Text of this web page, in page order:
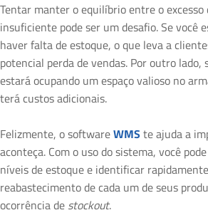
Tentar manter o equilíbrio entre o excesso
insuficiente pode ser um desafio. Se você
haver falta de estoque, o que leva a
potencial perda de vendas. Por outro lado,
estará ocupando um espaço valioso no
terá custos adicionais.
Felizmente, o softwareWMS te ajuda a
aconteça. Com o uso do sistema, você
níveis de estoque e identificar
reabastecimento de cada um de seus
ocorrência de stockout.